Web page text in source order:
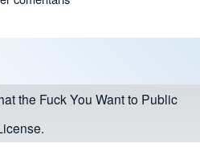
the Fuck You Want to Public